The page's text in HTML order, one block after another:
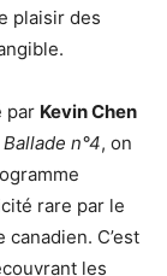
plaisir des
par Kevin Chen
Ballade n°4, on
rare par le
C’est
les